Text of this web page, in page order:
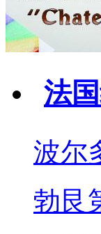
法
波尔
勃艮